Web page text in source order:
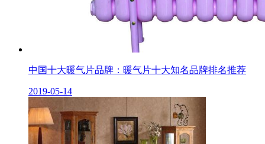
中国十大暖气片品牌：暖气片十大知名品牌排名推荐
2019-05-14